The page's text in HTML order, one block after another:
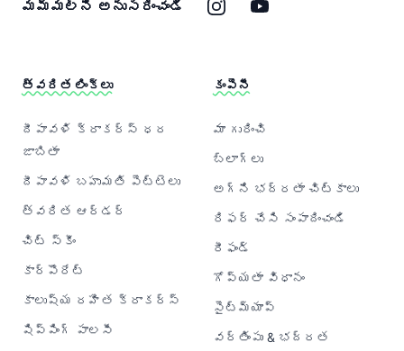
మమ్మల్ని అనుసరించండి ఇన్‌స్టాగ్రామ్
యూట్యూబ్
త్వరిత లింక్‌లు
దీపావళి క్రాకర్‌స్ ధర
జాబితా
దీపావళి బహుమతి పెట్టెలు
త్వరిత ఆర్డర్
చిట్ స్కీం
కార్పొరేట్
కాలుష్య రహిత క్రాకర్‌స్
షిప్పింగ్ పాలసీ
కంపెనీ
మా గురించి
బ్లాగ్‌లు
అగ్ని భద్రతా చిట్కాలు
రిఫర్ చేసి సంపాదించండి
రీఫండ్
గోప్యతా విధానం
సైట్‌మ్యాప్
వర్తింపు & భద్రత